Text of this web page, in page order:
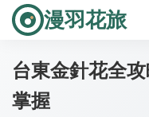
漫羽花旅
台東金針花全
掌握